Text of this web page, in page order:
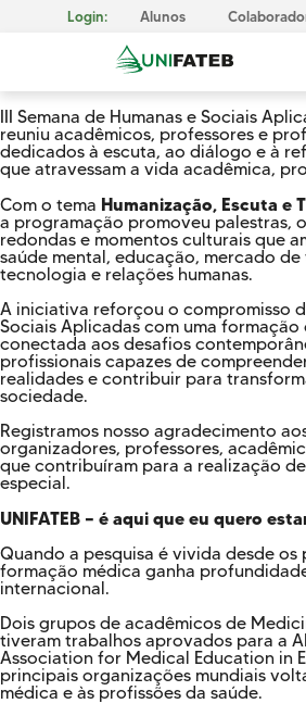
Login: Alunos
GOVERNANÇA CORPORATIVA
Reitoria
Conselho Superior da UNIFATEB
MISSÃO, VISÃO E VALORES
CERTIFICAÇÕES
Responsabilidade Social
METODOLOGIA E APRENDIZAGEM
Cursos Presenciais
EQUIPE PEDAGÓGICA
INFRAESTRUTURA
Conheça nosso Campus
Biblioteca
Centro Laboratorial Professor Ivo
Acessibilidade
III Semana de Humanas e Sociais
reuniu acadêmicos, professores e
dedicados à escuta, ao diálogo e à
que atravessam a vida acadêmica,
Com o tema Humanização, Escuta e
a programação promoveu palestras,
redondas e momentos culturais que
saúde mental, educação, mercado
tecnologia e relações humanas.
A iniciativa reforçou o compromisso
Sociais Aplicadas com uma
conectada aos desafios
profissionais capazes de
realidades e contribuir para
sociedade.
Registramos nosso agradecimento
organizadores, professores,
que contribuíram para a realização
especial.
UNIFATEB — é aqui que eu quero
Quando a pesquisa é vivida desde os
formação médica ganha
internacional.
Dois grupos de acadêmicos de
tiveram trabalhos aprovados para a
Association for Medical Education in
principais organizações mundiais
médica e às profissões da saúde.